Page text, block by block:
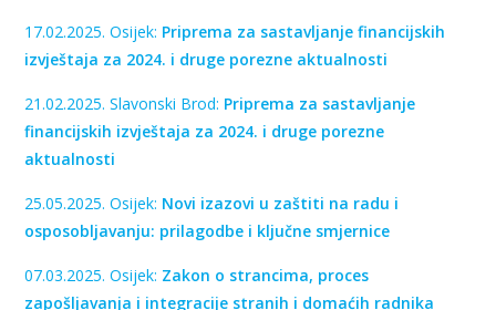
17.02.2025. Osijek: Priprema za sastavljanje financijskih
izvještaja za 2024. i druge porezne aktualnosti
21.02.2025. Slavonski Brod: Priprema za sastavljanje
financijskih izvještaja za 2024. i druge porezne
aktualnosti
25.05.2025. Osijek: Novi izazovi u zaštiti na radu i
osposobljavanju: prilagodbe i ključne smjernice
07.03.2025. Osijek: Zakon o strancima, proces
zapošljavanja i integracije stranih i domaćih radnika